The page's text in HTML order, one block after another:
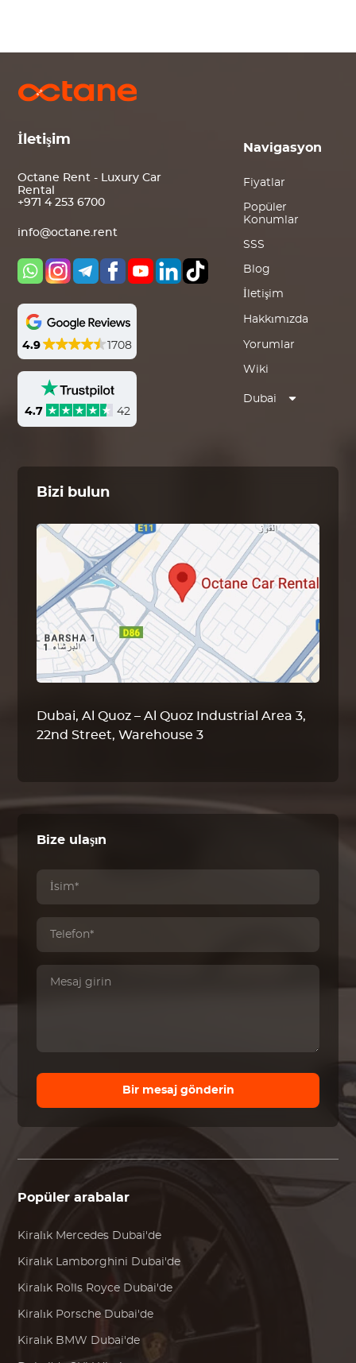
İletişim
Octane Rent - Luxury Car
Rental
+971 4 253 6700
info@octane.rent
4.9 1708
4.7 42
Navigasyon
Fiyatlar
Popüler
Konumlar
SSS
Blog
İletişim
Hakkımızda
Yorumlar
Wiki
Dubai
Bizi bulun
Dubai, Al Quoz – Al Quoz Industrial Area 3,
22nd Street, Warehouse 3
Bize ulaşın
Bir mesaj gönderin
Popüler arabalar
Kiralık Mercedes Dubai'de
Kiralık Lamborghini Dubai'de
Kiralık Rolls Royce Dubai'de
Kiralık Porsche Dubai'de
Kiralık BMW Dubai'de